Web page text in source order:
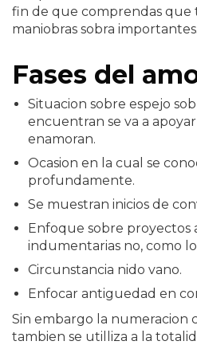
fin de que comprendas que
maniobras sobra importantes.
Fases del
Situacion sobre espejo
encuentran se va a
enamoran.
Ocasion en la cual se
profundamente.
Se muestran inicios de
Enfoque sobre proyectos
indumentarias no, como
Circunstancia nido vano.
Enfocar antiguedad en
Sin embargo la numeracion
tambien se utilliza a la